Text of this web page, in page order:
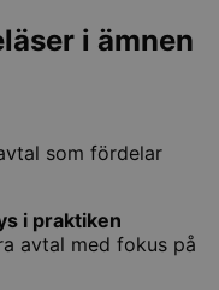
i ämnen
som fördelar
i praktiken
avtal med fokus på